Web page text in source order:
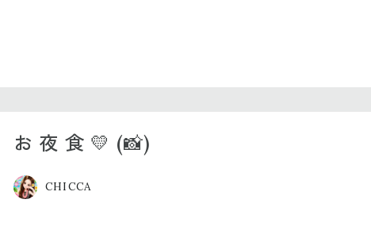
お 夜 食 💛 (📸)
CHICCA